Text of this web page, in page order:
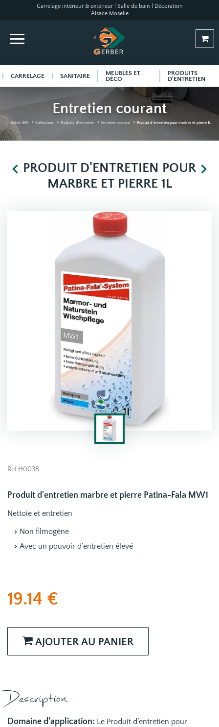
Carrelage intérieur & extérieur | Salle de bain | Décoration
Alsace Moselle
CARRELAGE SANITAIRE
MEUBLES ET
DÉCO
PRODUITS
D'ENTRETIEN
Entretien courant
Gerber SAS Collections Produits d'entretien Entretien courant Produit d'entretien pour marbre et pierre 1L
PRODUIT D'ENTRETIEN POUR
MARBRE ET PIERRE 1L
Ref H0038
Produit d'entretien marbre et pierre Patina-Fala MW1
Nettoie et entretien
Non filmogène
Avec un pouvoir d’entretien élevé
19.14 €
AJOUTER AU PANIER
Description
Domaine d’application: Le Produit d’entretien pour